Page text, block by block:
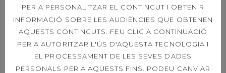
PER A PERSONALITZAR EL CONTINGUT I OBTENIR
INFORMACIÓ SOBRE LES AUDIÈNCIES QUE OBTENEN
AQUESTS CONTINGUTS. FEU CLIC A CONTINUACIÓ
PER A AUTORITZAR L'ÚS D'AQUESTA TECNOLOGIA I
EL PROCESSAMENT DE LES SEVES DADES
PERSONALS PER A AQUESTS FINS. PODEU CANVIAR